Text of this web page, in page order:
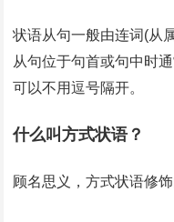
状语从句一般由连词(从
从句位于句首或句中时
可以不用逗号隔开。
什么叫方式状语？
顾名思义，方式状语修